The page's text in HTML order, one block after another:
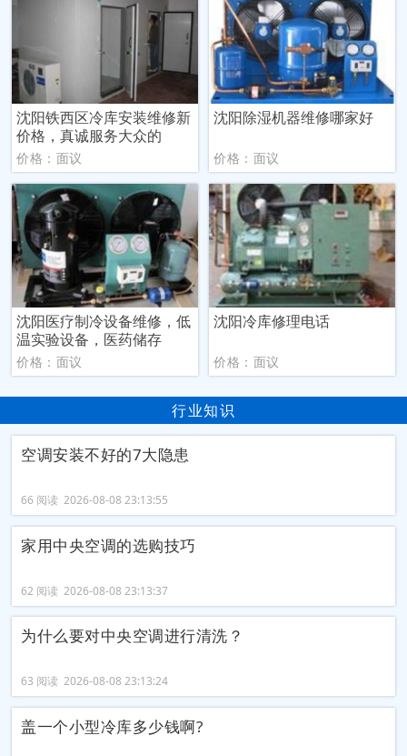
沈阳铁西区冷库安装维修新
价格，真诚服务大众的
价格：面议
沈阳除湿机器维修哪家好
价格：面议
沈阳医疗制冷设备维修，低
温实验设备，医药储存
价格：面议
沈阳冷库修理电话
价格：面议
行业知识
空调安装不好的7大隐患
66 阅读 2026-08-08 23:13:55
家用中央空调的选购技巧
62 阅读 2026-08-08 23:13:37
为什么要对中央空调进行清洗？
63 阅读 2026-08-08 23:13:24
盖一个小型冷库多少钱啊?